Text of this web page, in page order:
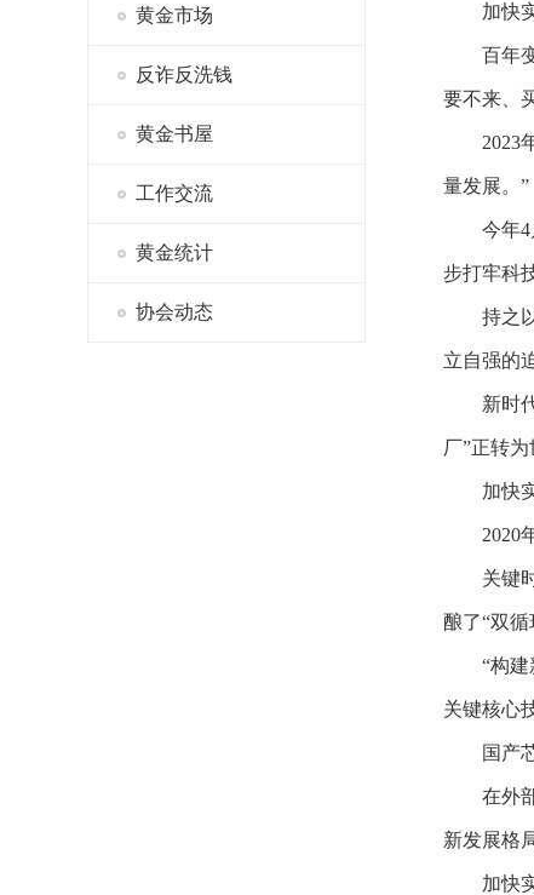
黄金市场
反诈反洗钱
黄金书屋
工作交流
黄金统计
协会动态
加快
百年
要不来、
2023
量发展。”
今年
步打牢科
持之
立自强的
新时
厂”正转为
加快
2020
关键
酿了“双循
“构
关键核心
国产
在外
新发展格
加快